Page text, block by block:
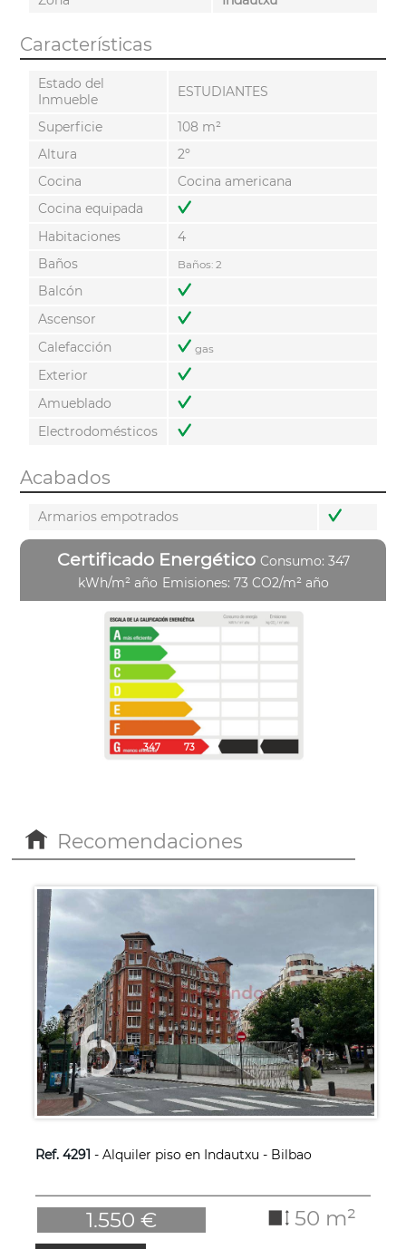
Características
Estado del
Inmueble
ESTUDIANTES
Superficie
108 m²
Altura
2º
Cocina
Cocina americana
Cocina equipada
Habitaciones
4
Baños
Baños: 2
Balcón
Ascensor
Calefacción
gas
Exterior
Amueblado
Electrodomésticos
Acabados
Armarios empotrados
Certificado Energético Consumo: 347
kWh/m² año Emisiones: 73 CO2/m² año
347 73
Recomendaciones
Ref. 4291 - Alquiler piso en Indautxu - Bilbao
1.550 €
50 m²